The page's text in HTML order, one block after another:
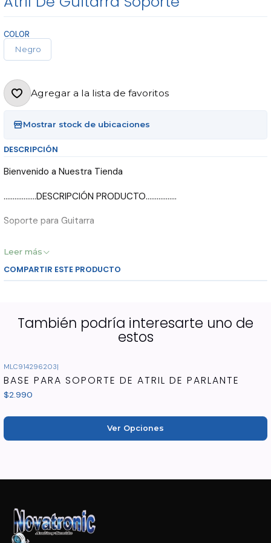
COLOR
Negro
Agregar a la lista de favoritos
Mostrar stock de ubicaciones
DESCRIPCIÓN
Bienvenido a Nuestra Tienda
..................DESCRIPCIÓN PRODUCTO.................
Soporte para Guitarra
Marca RMX
Para 1 solo instrumento
-------------- Novatronic Audio & Sonido --------------
Leer más
COMPARTIR ESTE PRODUCTO
También podría interesarte uno de
estos
MLC914296203|
BASE PARA SOPORTE DE ATRIL DE PARLANTE
$2.990
Ver Opciones